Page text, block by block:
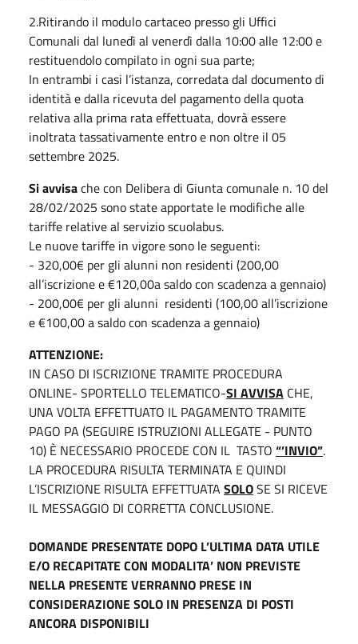
2.Ritirando il modulo cartaceo presso gli Uffici
Comunali dal lunedì al venerdì dalla 10:00 alle 12:00 e
restituendolo compilato in ogni sua parte;
In entrambi i casi l’istanza, corredata dal documento di
identità e dalla ricevuta del pagamento della quota
relativa alla prima rata effettuata, dovrà essere
inoltrata tassativamente entro e non oltre il 05
settembre 2025.
Si avvisache con Delibera di Giunta comunale n. 10 del
28/02/2025 sono state apportate le modifiche alle
tariffe relative al servizio scuolabus.
Le nuove tariffe in vigore sono le seguenti:
- 320,00€ per gli alunni non residenti (200,00
all’iscrizione e €120,00a saldo con scadenza a gennaio)
- 200,00€ per gli alunni residenti (100,00 all’iscrizione
e €100,00 a saldo con scadenza a gennaio)
ATTENZIONE:
IN CASO DI ISCRIZIONE TRAMITE PROCEDURA
ONLINE- SPORTELLO TELEMATICO-SI AVVISA CHE,
UNA VOLTA EFFETTUATO IL PAGAMENTO TRAMITE
PAGO PA (SEGUIRE ISTRUZIONI ALLEGATE - PUNTO
10) È NECESSARIO PROCEDE CON IL TASTO “’INVIO”.
LA PROCEDURA RISULTA TERMINATA E QUINDI
L’ISCRIZIONE RISULTA EFFETTUATA SOLOSE SI RICEVE
IL MESSAGGIO DI CORRETTA CONCLUSIONE.
DOMANDE PRESENTATE DOPO L’ULTIMA DATA UTILE
E/O RECAPITATE CON MODALITA’ NON PREVISTE
NELLA PRESENTE VERRANNO PRESE IN
CONSIDERAZIONE SOLO IN PRESENZA DI POSTI
ANCORA DISPONIBILI